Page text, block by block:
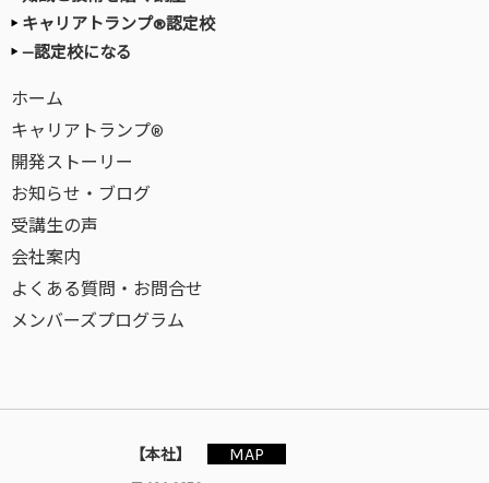
キャリアトランプ®認定校
—認定校になる
ホーム
キャリアトランプ®
開発ストーリー
お知らせ・ブログ
受講生の声
会社案内
よくある質問・お問合せ
メンバーズプログラム
【本社】
MAP